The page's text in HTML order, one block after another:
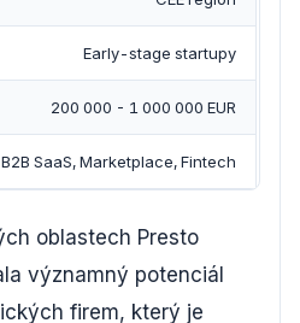
Early-stage startupy
200 000 - 1 000 000 EUR
B2B SaaS, Marketplace, Fintech
oblastech Presto
významný potenciál
firem, který je